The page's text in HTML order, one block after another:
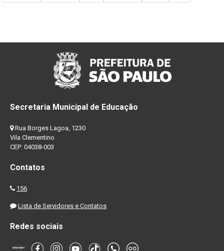
Secretaria Municipal de Educação
Rua Borges Lagoa, 1230
Vila Clementino
CEP: 04038-003
Contatos
156
Lista de Servidores e Contatos
Redes sociais